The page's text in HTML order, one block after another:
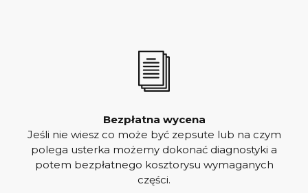
Bezpłatna wycena
Jeśli nie wiesz co może być zepsute lub na czym
polega usterka możemy dokonać diagnostyki a
potem bezpłatnego kosztorysu wymaganych
części.